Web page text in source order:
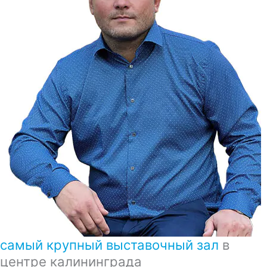
самый крупный выставочный зал в
центре калининграда